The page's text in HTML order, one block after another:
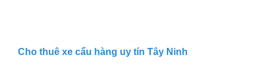
Cho thuê xe cẩu hàng uy tín Tây Ninh